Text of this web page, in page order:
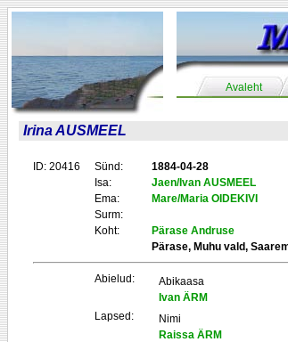
Avaleht
Irina AUSMEEL
ID: 20416 Sünd:
1884-04-28
Isa:
Jaen/Ivan AUSMEEL
Ema:
Mare/Maria OIDEKIVI
Surm:
Koht:
Pärase Andruse
Pärase, Muhu vald,
Abielud: Abikaasa
Ivan ÄRM
Lapsed:
Nimi
Raissa ÄRM